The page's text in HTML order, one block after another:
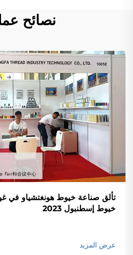
نصائح
تألق صناعة خيوط هونغتشياو في
خيوط إسطنبول 2023
عرض المزيد